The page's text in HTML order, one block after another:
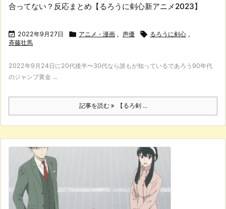
合ってない？反応まとめ【るろうに剣心新アニメ2023】
 2022年9月27日  アニメ・漫画 , 声優  るろうに剣心 ,
斉藤壮馬
2022年9月24日に20代後半〜30代なら誰もが知っているであろう90年代
のジャンプ黄金 ...
記事を読む 【るろ剣 ...